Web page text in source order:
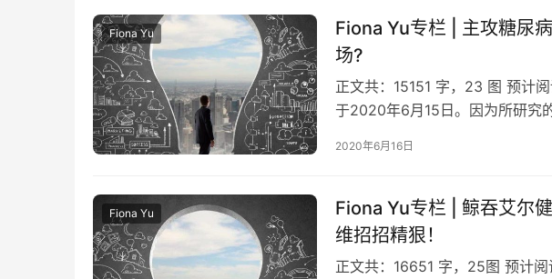
Fiona Yu
Fiona Yu专栏 | 主攻糖尿
场?
正文共：15151 字，23 图 预计
于2020年6月15日。因为所研究
2020年6月16日
Fiona Yu
Fiona Yu专栏 | 鲸吞艾尔
维招招精狠！
正文共：16651 字，25图 预计